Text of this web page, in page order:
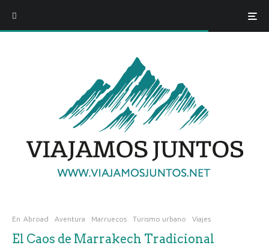
En Abroad Aventura Marruecos Turismo urbano Viajes
El Caos de Marrakech Tradicional